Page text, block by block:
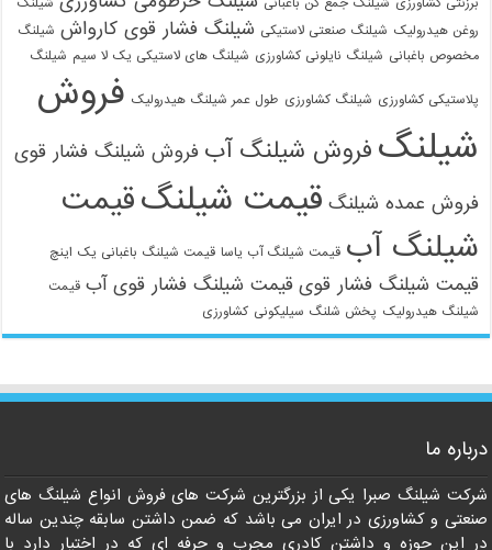
روغن هیدرولیک شیلنگ صنعتی لاستیکی شیلنگ فشار قوی کارواش شیلنگ
مخصوص باغبانی شیلنگ نایلونی کشاورزی شیلنگ های لاستیکی یک لا سیم شیلنگ
پلاستیکی کشاورزی شیلنگ کشاورزی طول عمر شیلنگ هیدرولیک فروش
شیلنگ فروش شیلنگ آب فروش شیلنگ فشار قوی
فروش عمده شیلنگ قیمت شیلنگقیمت
شیلنگ آب قیمت شیلنگ آب یاسا قیمت شیلنگ باغبانی یک اینچ
قیمت شیلنگ فشار قوی قیمت شیلنگ فشار قوی آب قیمت
شیلنگ هیدرولیک پخش شلنگ سیلیکونی کشاورزی
درباره ما
شرکت شیلنگ صبرا یکی از بزرگترین شرکت های فروش انواع شیلنگ های
صنعتی و کشاورزی در ایران می باشد که ضمن داشتن سابقه چندین ساله
در این حوزه و داشتن کادری مجرب و حرفه ای که در اختیار دارد با